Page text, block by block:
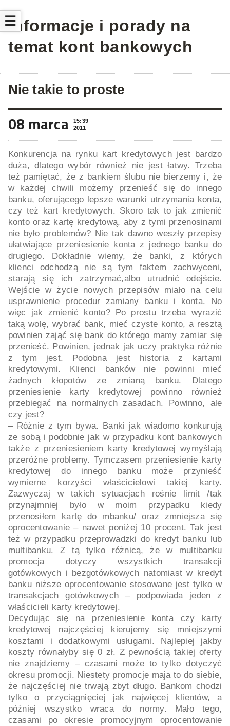
Informacje i porady na
temat kont bankowych
☰
Nie takie to proste
08 marca
15:39
2011
Konkurencja na rynku kart kredytowych jest bardzo
duża, dlatego wybór również nie jest łatwy. Trzeba
też pamiętać, że z bankiem ślubu nie bierzemy i, że
w każdej chwili możemy przenieść się do innego
banku, oferującego lepsze warunki utrzymania konta,
czy też kart kredytowych. Skoro tak to jak zmienić
konto oraz kartę kredytową, aby z tymi przenosinami
nie było problemów? Nie tak dawno weszły przepisy
ułatwiające przeniesienie konta z jednego banku do
drugiego. Dokładnie wiemy, że banki, z których
klienci odchodzą nie są tym faktem zachwyceni,
starają się ich zatrzymać,albo utrudnić odejście.
Wejście w życie nowych przepisów miało na celu
usprawnienie procedur zamiany banku i konta. No
więc jak zmienić konto? Po prostu trzeba wyrazić
taką wolę, wybrać bank, mieć czyste konto, a resztą
powinien zająć się bank do którego mamy zamiar się
przenieść. Powinien, jednak jak uczy praktyka różnie
z tym jest. Podobna jest historia z kartami
kredytowymi. Klienci banków nie powinni mieć
żadnych kłopotów ze zmianą banku. Dlatego
przeniesienie karty kredytowej powinno również
przebiegać na normalnych zasadach. Powinno, ale
czy jest?
– Różnie z tym bywa. Banki jak wiadomo konkurują
ze sobą i podobnie jak w przypadku kont bankowych
także z przeniesieniem karty kredytowej wymyślają
przeróżne problemy. Tymczasem przeniesienie karty
kredytowej do innego banku może przynieść
wymierne korzyści właścicielowi takiej karty.
Zazwyczaj w takich sytuacjach rośnie limit /tak
przynajmniej było w moim przypadku kiedy
przenosiłem kartę do mbanku/ oraz zmniejsza się
oprocentowanie – nawet poniżej 10 procent. Tak jest
też w przypadku przeprowadzki do kredyt banku lub
multibanku. Z tą tylko różnicą, że w multibanku
promocja dotyczy wszystkich transakcji
gotówkowych i bezgotówkowych natomiast w kredyt
banku niższe oprocentowanie stosowane jest tylko w
transakcjach gotówkowych – podpowiada jeden z
właścicieli karty kredytowej.
Decydując się na przeniesienie konta czy karty
kredytowej najczęściej kierujemy się mniejszymi
kosztami i dodatkowymi usługami. Najlepiej jakby
koszty równałyby się 0 zł. Z pewnością takiej oferty
nie znajdziemy – czasami może to tylko dotyczyć
okresu promocji. Niestety promocje maja to do siebie,
że najczęściej nie trwają zbyt długo. Bankom chodzi
tylko o przyciągnięciej jak najwięcej klientów, a
później wszystko wraca do normy. Mało tego,
czasami po okresie promocyjnym oprocentowanie